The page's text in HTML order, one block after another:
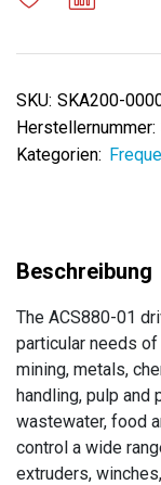
SKU: SKA200-
Herstellernummer:
Kategorien:
The ACS880-01
particular needs
mining, metals,
handling, pulp and
wastewater, food
control a wide
extruders,